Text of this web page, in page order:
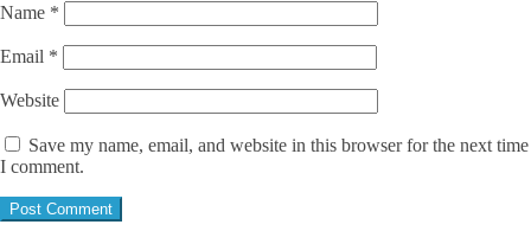
Name *
Email *
Website
Save my name, email, and website in this browser for the next time
I comment.